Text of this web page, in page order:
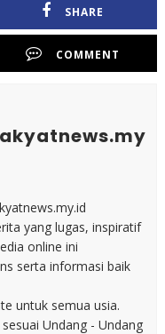
SHARE
COMMENT
yang lugas, inspiratif
online ini
serta informasi baik
untuk semua usia.
Undang - Undang